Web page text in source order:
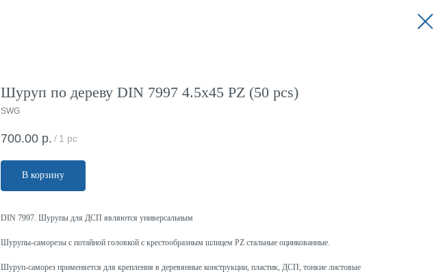
Шуруп по дереву DIN 7997 4.5x45 PZ (50 pcs)
SWG
700.00 р. / 1 pc
В корзину
DIN 7997. Шурупы для ДСП являются универсальным
Шурупы-саморезы с потайной головкой с крестообразным шлицем PZ стальные оцинкованные.
Шуруп-саморез применяется для крепления в деревянные конструкции, пластик, ДСП, тонкие листовые